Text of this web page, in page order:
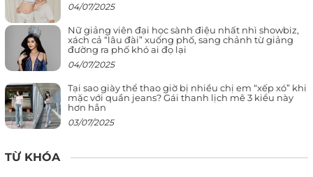
04/07/2025
Nữ giảng viên đại học sành điệu nhất nhì showbiz,
xách cả “lâu đài” xuống phố, sang chảnh từ giảng
đường ra phố khó ai đọ lại
04/07/2025
Tại sao giày thể thao giờ bị nhiều chị em “xếp xó” khi
mặc với quần jeans? Gái thanh lịch mê 3 kiểu này
hơn hẳn
03/07/2025
TỪ KHÓA